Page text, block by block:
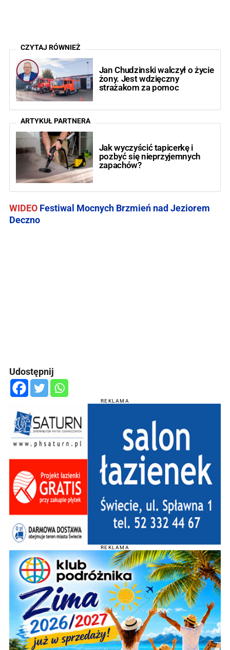
CZYTAJ RÓWNIEŻ
Jan Chudzinski walczył o życie
żony. Jest wdzięczny
strażakom za pomoc
ARTYKUŁ PARTNERA
Jak wyczyścić tapicerkę i
pozbyć się nieprzyjemnych
zapachów?
WIDEO Festiwal Mocnych Brzmień nad Jeziorem
Deczno
Udostępnij
REKLAMA
REKLAMA